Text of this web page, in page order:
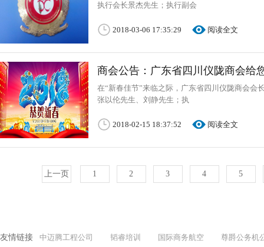
执行会长景杰先生；执行副会
2018-03-06 17:35:29 阅读全文
商会公告：广东省四川仪陇商会给
在“新春佳节”来临之际，广东省四川仪陇商会会
张以伦先生、刘静先生；执
2018-02-15 18:37:52 阅读全文
上一页 1 2 3 4 5
友情链接 中迈腾工程公司 韬睿培训 国际商务航空 尊爵公务机